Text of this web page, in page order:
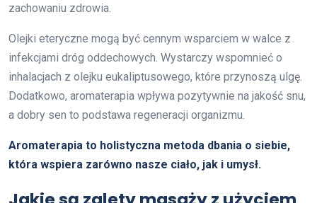
zachowaniu zdrowia.
Olejki eteryczne mogą być cennym wsparciem w walce z
infekcjami dróg oddechowych. Wystarczy wspomnieć o
inhalacjach z olejku eukaliptusowego, które przynoszą ulgę.
Dodatkowo, aromaterapia wpływa pozytywnie na jakość snu,
a dobry sen to podstawa regeneracji organizmu.
Aromaterapia to holistyczna metoda dbania o siebie,
która wspiera zarówno nasze ciało, jak i umysł.